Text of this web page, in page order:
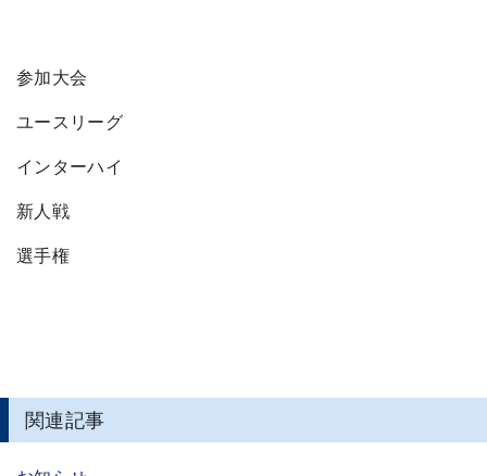
参加大会
ユースリーグ
インターハイ
新人戦
選手権
関連記事